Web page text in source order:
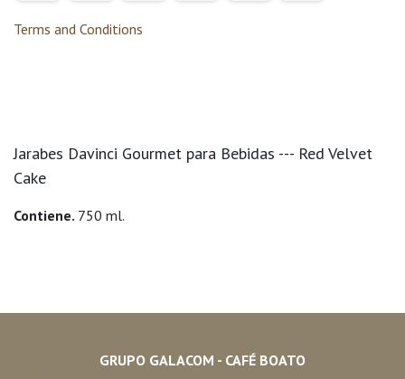
Terms and Conditions
Jarabes Davinci Gourmet para Bebidas --- Red Velvet
Cake
Contiene. 750 ml.
GRUPO GALACOM - CAFÉ BOATO